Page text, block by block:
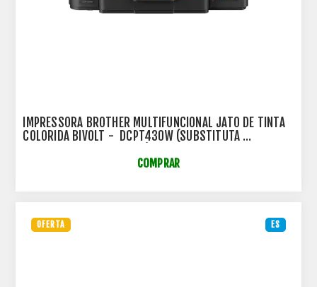
IMPRESSORA BROTHER MULTIFUNCIONAL JATO DE TINTA
COLORIDA BIVOLT - DCPT430W (SUBSTITUTA
COMPRAR
ES
OFERTA